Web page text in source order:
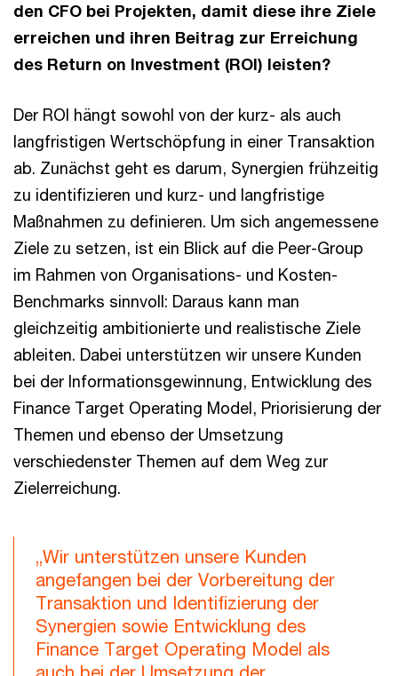
den CFO bei Projekten, damit diese ihre Ziele
erreichen und ihren Beitrag zur Erreichung
des Return on Investment (ROI) leisten?
Der ROI hängt sowohl von der kurz- als auch
langfristigen Wertschöpfung in einer Transaktion
ab. Zunächst geht es darum, Synergien frühzeitig
zu identifizieren und kurz- und langfristige
Maßnahmen zu definieren. Um sich angemessene
Ziele zu setzen, ist ein Blick auf die Peer-Group
im Rahmen von Organisations- und Kosten-
Benchmarks sinnvoll: Daraus kann man
gleichzeitig ambitionierte und realistische Ziele
ableiten. Dabei unterstützen wir unsere Kunden
bei der Informationsgewinnung, Entwicklung des
Finance Target Operating Model, Priorisierung der
Themen und ebenso der Umsetzung
verschiedenster Themen auf dem Weg zur
Zielerreichung.
„Wir unterstützen unsere Kunden
angefangen bei der Vorbereitung der
Transaktion und Identifizierung der
Synergien sowie Entwicklung des
Finance Target Operating Model als